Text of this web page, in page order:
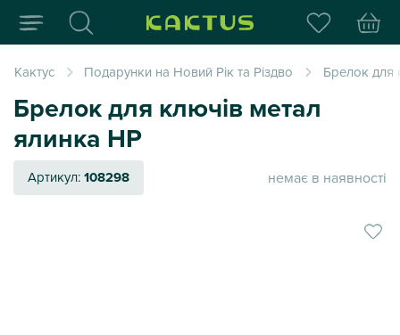
Інтернет-магазин
Кактус Подарунки на Новий Рік та Різдво Брелок для
Брелок для ключів метал
ялинка НР
Артикул:108298 немає в наявності